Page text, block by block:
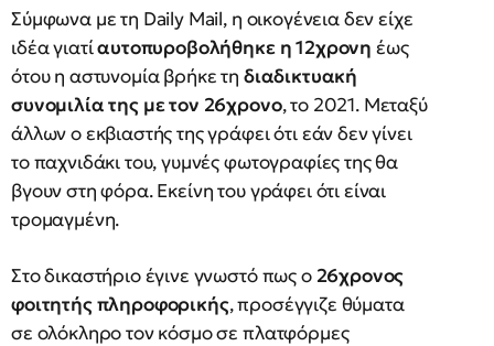
Σύμφωνα με τη Daily Mail, η οικογένεια δεν είχε
ιδέα γιατίαυτοπυροβολήθηκε η 12χρονη έως
ότου η αστυνομία βρήκε τη διαδικτυακή
συνομιλία της με τον 26χρονο, το 2021. Μεταξύ
άλλων ο εκβιαστής της γράφει ότι εάν δεν γίνει
το παχνιδάκι του, γυμνές φωτογραφίες της θα
βγουν στη φόρα. Εκείνη του γράφει ότι είναι
τρομαγμένη.
Στο δικαστήριο έγινε γνωστό πως ο 26χρονος
φοιτητής πληροφορικής, προσέγγιζε θύματα
σε ολόκληρο τον κόσμο σε πλατφόρμες